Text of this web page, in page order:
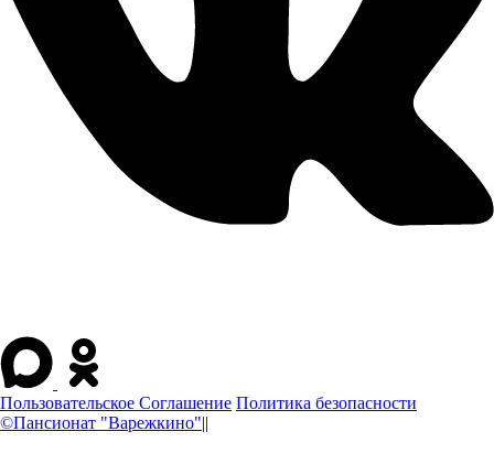
Пользовательское Соглашение Политика безопасности
©Пансионат "Варежкино"||